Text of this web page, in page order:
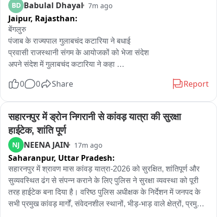
उजागर की गई और उन्हें सबके सामने शर्मिंदा किया गया। उनसे माफी मंगवाई
गई। ऑनलाइन परेशान किया जा रहा है, निशाना बनाया जा रहा है और
डॉक्सिंग (निजी जानकारी सार्वजनिक करना) की जा रही है... लगभग 15
वकीलों के एक प्रतिनिधिमंडल ने दिल्ली पुलिस के साइबर क्राइम विभाग से
संपर्क किया और FIR दर्ज कराई...
BD Babulal Dhayal 7m ago
Jaipur, Rajasthan:
बेंगलुरु
पंजाब के राज्यपाल गुलाबचंद कटारिया ने बधाई
प्रवासी राजस्थानी संगम के आयोजकों को भेजा संदेश
अपने संदेश में गुलाबचंद कटारिया ने कहा
स्कूलों के निर्माण से लेकर अस्पतालों तक में
देश दुनियाँ के किसी भी कोने में रहने वाले प्रवासी
अपनी मातृभूमि की सेवा के लिए रहते हैं सदा तैयार
अध्यक्ष सचिन पांडिया की टीम को दी शुभकामनाएं
0 0 Share Report
सहारनपुर में ड्रोन निगरानी से कांवड़ यात्रा की सुरक्षा
हाईटेक, शांति पूर्ण
NJ NEENA JAIN 17m ago
Saharanpur, Uttar Pradesh:
सहारनपुर में श्रावण मास कांवड़ यात्रा-2026 को सुरक्षित, शांतिपूर्ण और
सुव्यवस्थित ढंग से संपन्न कराने के लिए पुलिस ने सुरक्षा व्यवस्था को पूरी
तरह हाईटेक बना दिया है। वरिष्ठ पुलिस अधीक्षक के निर्देशन में जनपद के
सभी प्रमुख कांवड़ मार्गों, संवेदनशील स्थानों, भीड़-भाड़ वाले क्षेत्रों, प्रमुख